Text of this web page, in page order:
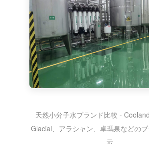
天然小分子水ブランド比較 -
Glacial、アラシャン、卓瑪泉などの